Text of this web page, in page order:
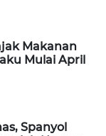
Makanan
Mulai April
Spanyol